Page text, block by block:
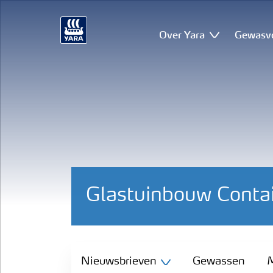
Over Yara
Glastuinbouw
Nieuwsbrieven Gewassen